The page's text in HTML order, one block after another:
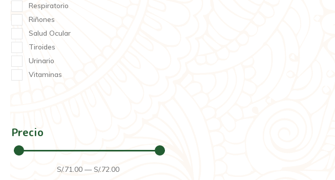
Respiratorio
Riñones
Salud Ocular
Tiroides
Urinario
Vitaminas
Precio
S/.71 .00 —S/.72 .00